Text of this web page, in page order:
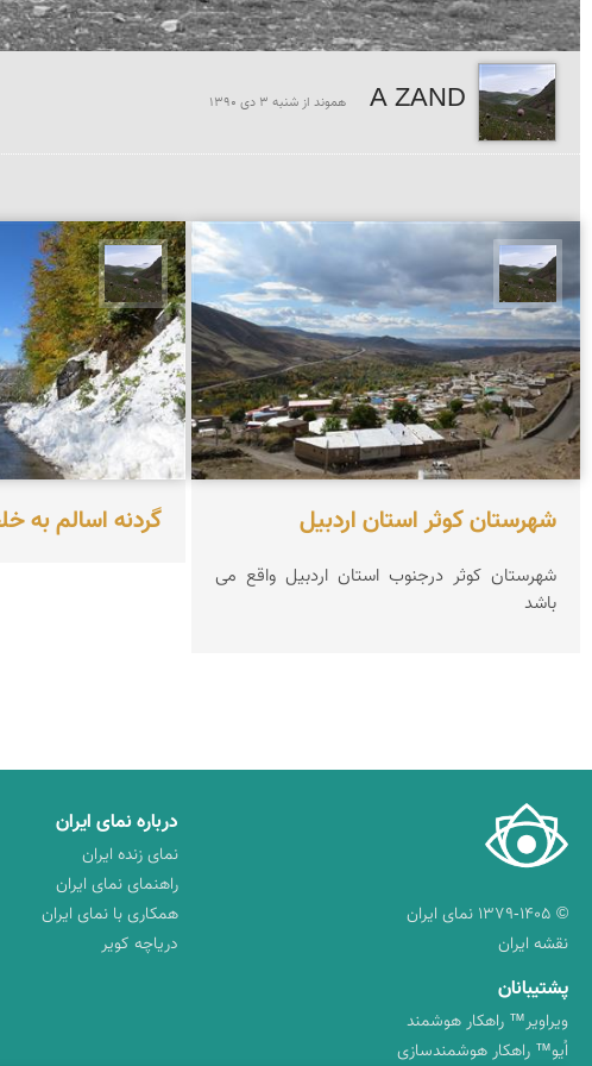
A ZAND هموند از شنبه 3 دی 1390
A Zand
شهرستان کوثر استان اردبیل
شهرستان کوثر درجنوب استان اردبیل واقع می
باشد
A Zand
گردنه اسالم به
© ۱۳۷۹-۱۴۰۵ نمای ایران
نقشه ایران
درباره نمای ایران
نمای زنده ایران
راهنمای نمای ایران
همکاری با نمای ایران
دریاچه کویر
پشتیبانان
ویراویر™ راهکار هوشمند
اُیو™ راهکار هوشمندسازی